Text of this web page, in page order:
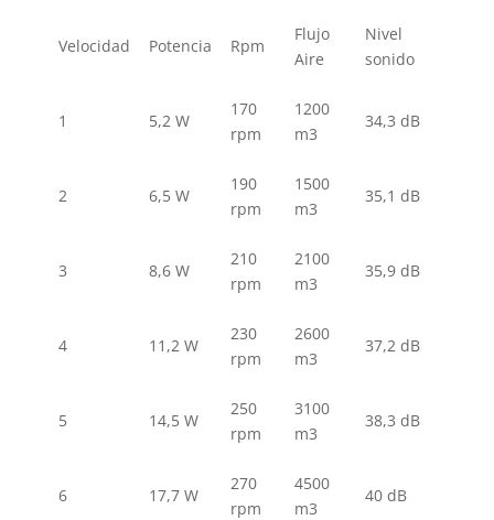
Velocidad Potencia Rpm
Flujo
Aire
Nivel
sonido
1 5,2 W
170
rpm
1200
m3
34,3 dB
2 6,5 W
190
rpm
1500
m3
35,1 dB
3 8,6 W
210
rpm
2100
m3
35,9 dB
4 11,2 W
230
rpm
2600
m3
37,2 dB
5 14,5 W
250
rpm
3100
m3
38,3 dB
6 17,7 W
270
rpm
4500
m3
40 dB